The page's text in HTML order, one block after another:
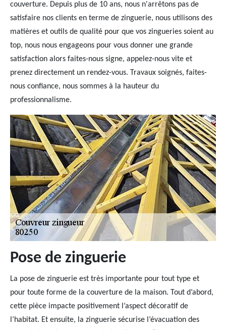
couverture. Depuis plus de 10 ans, nous n'arrêtons pas de
satisfaire nos clients en terme de zinguerie, nous utilisons des
matières et outils de qualité pour que vos zingueries soient au
top, nous nous engageons pour vous donner une grande
satisfaction alors faites-nous signe, appelez-nous vite et
prenez directement un rendez-vous. Travaux soignés, faites-
nous confiance, nous sommes à la hauteur du
professionnalisme.
Pose de zinguerie
La pose de zinguerie est très importante pour tout type et
pour toute forme de la couverture de la maison. Tout d’abord,
cette pièce impacte positivement l’aspect décoratif de
l’habitat. Et ensuite, la zinguerie sécurise l’évacuation des